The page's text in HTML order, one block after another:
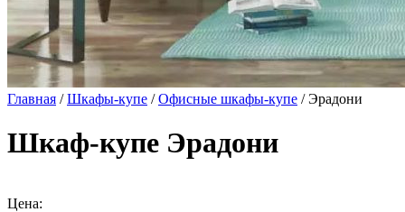
Главная /Шкафы-купе /Офисные шкафы-купе / Эрадони
Шкаф-купе Эрадони
Цена: